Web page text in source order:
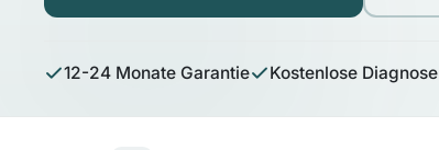
12-24 Monate Garantie Kostenlose Diagnose